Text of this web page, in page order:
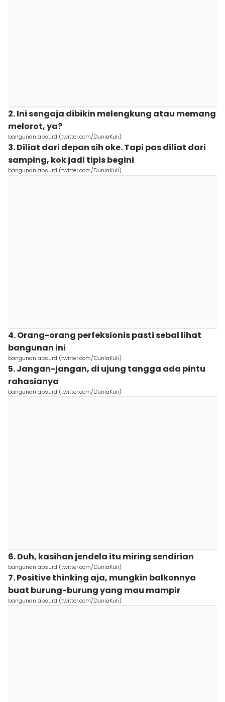
2. Ini sengaja dibikin melengkung atau memang
melorot, ya?
bangunan absurd (twitter.com/DuniaKuli)
3. Diliat dari depan sih oke. Tapi pas diliat dari
samping, kok jadi tipis begini
bangunan absurd (twitter.com/DuniaKuli)
4. Orang-orang perfeksionis pasti sebal lihat
bangunan ini
bangunan absurd (twitter.com/DuniaKuli)
5. Jangan-jangan, di ujung tangga ada pintu
rahasianya
bangunan absurd (twitter.com/DuniaKuli)
6. Duh, kasihan jendela itu miring sendirian
bangunan absurd (twitter.com/DuniaKuli)
7. Positive thinking aja, mungkin balkonnya
buat burung-burung yang mau mampir
bangunan absurd (twitter.com/DuniaKuli)